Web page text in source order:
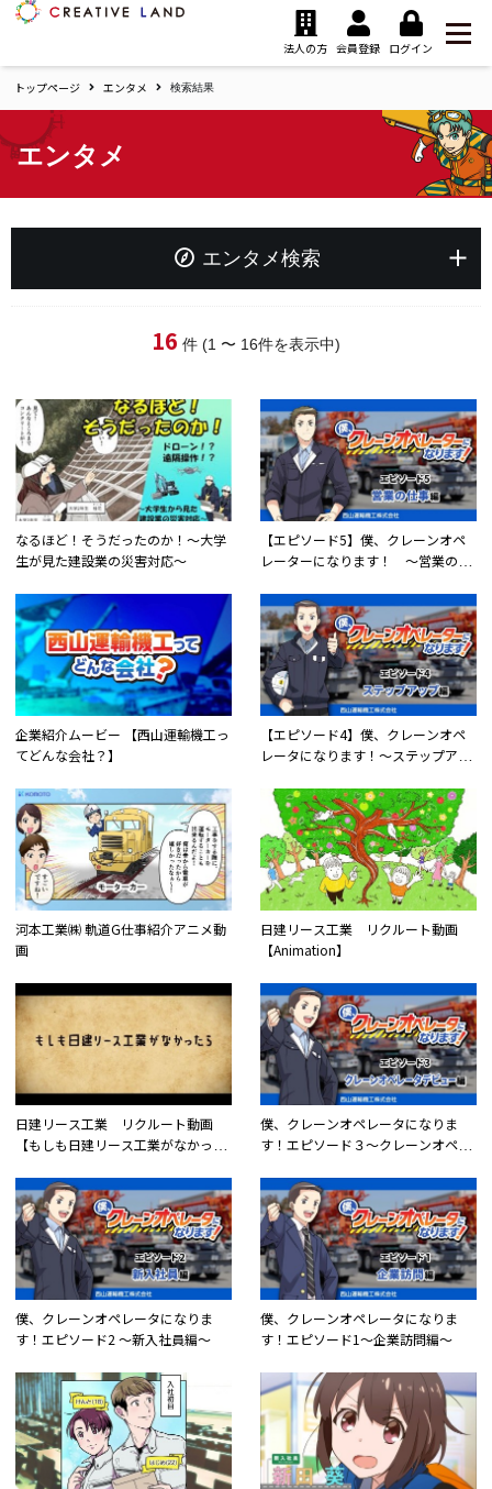
ク
エ
イ
テ
ィ
ブ
ド
法人の方 会員登録 ログイン
トップページ エンタメ 検索結果
エンタメ
エンタメ検索
タグ
夢追い人応援プロジェクト
エンタメ
働く機械
ドラマ・映画
知識・教養・教育
企業紹介
製品・技術紹介
アニメ
電子書籍
シリーズ
【ゆっくりケンセツ】シリーズ
【キオク的トラベル】 KIOKUTEKI TRAVEL
噂の土木応援チームデミーとマツ
TOKYO MX『ももいろインフラーZ』
ウシワカ−日本のインフラを守る技能者たちの挑戦−
並び順
新着動画 人気順
最終更新日
ランダム
検索
リセット
16 件 (1 〜 16件を表示中)
なるほど！そうだったのか！～大学
生が見た建設業の災害対応～
【エピソード5】僕、クレーンオペ
レーターになります！ 〜営業の仕
企業紹介ムービー 【西山運輸機工っ
てどんな会社？】
【エピソード4】僕、クレーンオペ
レータになります！〜ステップアッ
河本工業㈱ 軌道G仕事紹介アニメ動
画
日建リース工業 リクルート動画
【Animation】
日建リース工業 リクルート動画
【もしも日建リース工業がなかった
僕、クレーンオペレータになりま
す！エピソード３〜クレーンオペレ
僕、クレーンオペレータになりま
す！エピソード2 〜新入社員編〜
僕、クレーンオペレータになりま
す！エピソード1〜企業訪問編〜